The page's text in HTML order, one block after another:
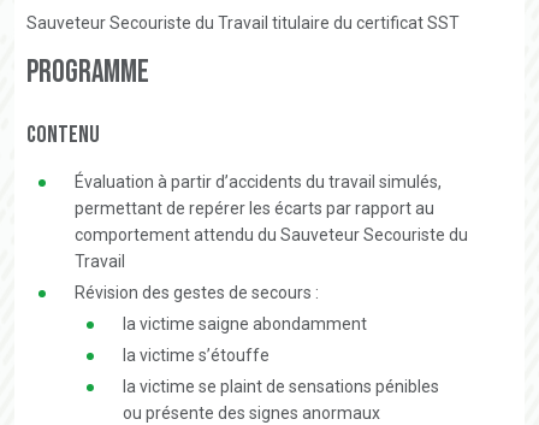
Sauveteur Secouriste du Travail titulaire du certificat SST
Programme
Contenu
Évaluation à partir d’accidents du travail simulés,
permettant de repérer les écarts par rapport au
comportement attendu du Sauveteur Secouriste du
Travail
Révision des gestes de secours :
la victime saigne abondamment
la victime s’étouffe
la victime se plaint de sensations pénibles
ou présente des signes anormaux